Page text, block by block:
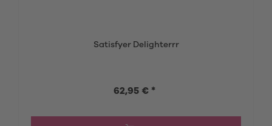
Satisfyer Delighterrr
62,95 € *